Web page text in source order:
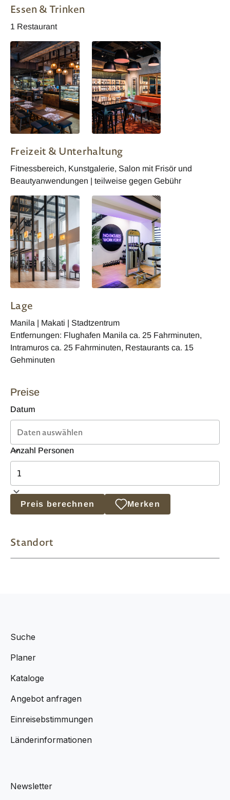
Essen & Trinken
1 Restaurant
Freizeit & Unterhaltung
Fitnessbereich, Kunstgalerie, Salon mit Frisör und
Beautyanwendungen | teilweise gegen Gebühr
Lage
Manila | Makati | Stadtzentrum
Entfernungen: Flughafen Manila ca. 25 Fahrminuten,
Intramuros ca. 25 Fahrminuten, Restaurants ca. 15
Gehminuten
Preise
Datum
Anzahl Personen
Preis berechnen Merken
Standort
Suche
Planer
Kataloge
Angebot anfragen
Einreisebstimmungen
Länderinformationen
Newsletter